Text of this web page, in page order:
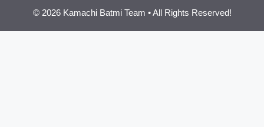
© 2026 Kamachi Batmi Team • All Rights Reserved!